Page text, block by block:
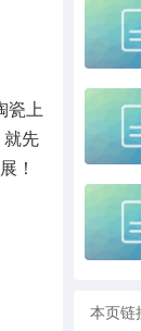
瓷上
就先
！
本页链